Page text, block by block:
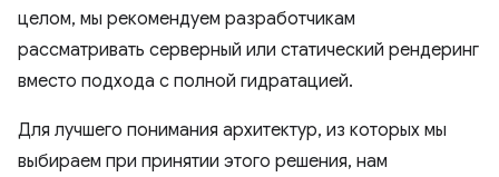
целом, мы рекомендуем разработчикам
рассматривать серверный или статический рендеринг
вместо подхода с полной гидратацией.
Для лучшего понимания архитектур, из которых мы
выбираем при принятии этого решения, нам